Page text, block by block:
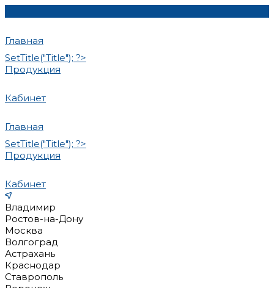
Главная
SetTitle("Title"); ?>
Продукция
Кабинет
Главная
SetTitle("Title"); ?>
Продукция
Кабинет
Владимир
Ростов-на-Дону
Москва
Волгоград
Астрахань
Краснодар
Ставрополь